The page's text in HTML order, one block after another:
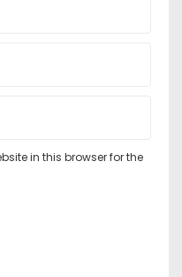
in this browser for the